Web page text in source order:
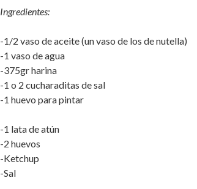
Ingredientes:
-1/2 vaso de aceite (un vaso de los de nutella)
-1 vaso de agua
-375gr harina
-1 o 2 cucharaditas de sal
-1 huevo para pintar
-1 lata de atún
-2 huevos
-Ketchup
-Sal